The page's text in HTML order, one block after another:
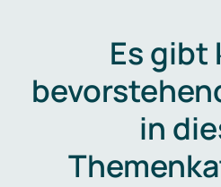
Es gibt
in